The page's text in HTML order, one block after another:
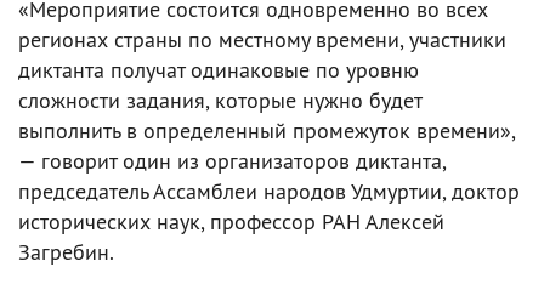
«Мероприятие состоится одновременно во всех
регионах страны по местному времени, участники
диктанта получат одинаковые по уровню
сложности задания, которые нужно будет
выполнить в определенный промежуток времени»,
— говорит один из организаторов диктанта,
председатель Ассамблеи народов Удмуртии, доктор
исторических наук, профессор РАН Алексей
Загребин.